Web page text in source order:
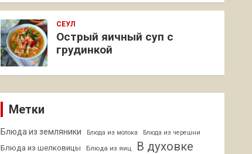
СЕУЛ
Острый яичный суп с
грудинкой
Метки
Блюда из земляники Блюда из молока Блюда из черешни
Блюда из шелковицы Блюда из яиц В духовке